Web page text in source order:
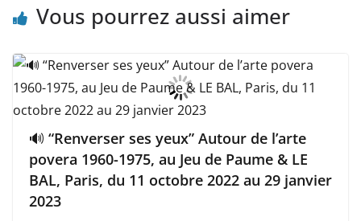
Vous pourrez aussi aimer
🔊 “Renverser ses yeux” Autour de l’arte
povera 1960-1975, au Jeu de Paume & LE
BAL, Paris, du 11 octobre 2022 au 29 janvier
2023